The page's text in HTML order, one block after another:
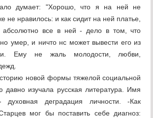
думает: "Хорошо, что я на ней не
не нравилось: и как сидит на ней платье,
все в ней - дело в том, что
умер, и ничто нс может вывести его из
Ему не жаль молодости, любви,
новой формы тяжелой социальной
давно изучала русская литература. Имя
деградация личности. -Как
мог бы поставить себе диагноз: